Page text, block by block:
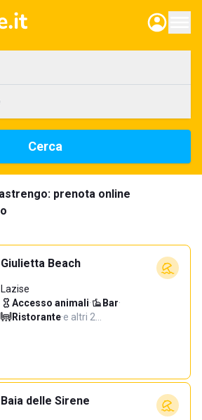
Cerca
prenota online
Giulietta Beach
Lazise
Accesso animali· Bar·
Ristorante·e altri 2…
Baia delle Sirene